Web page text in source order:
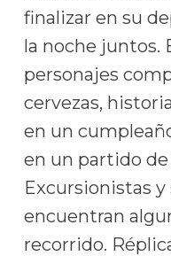
finalizar en su
la noche juntos.
personajes
cervezas,
en un
en un partido
Excursionistas
encuentran
recorrido.